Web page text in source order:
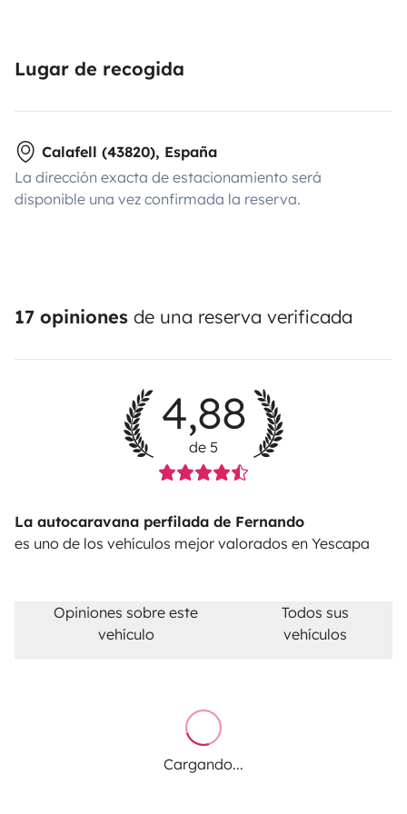
Lugar de recogida
Calafell (43820), España
La dirección exacta de estacionamiento será
disponible una vez confirmada la reserva.
17 opiniones de una reserva verificada
4,88
de 5
La autocaravana perfilada de Fernando
es uno de los vehículos mejor valorados en Yescapa
Opiniones sobre este
vehículo
Todos sus
vehículos
Cargando...